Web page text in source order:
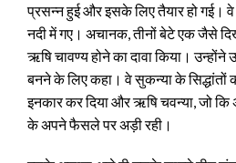
प्रसन्न हुई और इसके लिए तैयार हो गई।
नदी में गए। अचानक, तीनों बेटे एक जैसे
ऋषि चावण्य होने का दावा किया।
बनने के लिए कहा। वे सुकन्या के
इनकार कर दिया और ऋषि चवन्या, जो
के अपने फैसले पर अड़ी रही।